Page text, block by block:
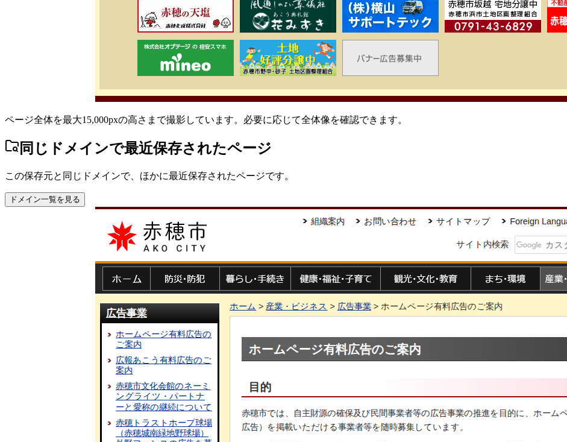
ページ全体を最大15,000pxの高さまで撮影しています。必要に応じて全体像を確認できます。
同じドメインで最近保存されたページ
この保存元と同じドメインで、ほかに最近保存されたページです。
ドメイン一覧を見る